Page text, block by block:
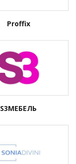
Proffix
S3МЕБЕЛЬ